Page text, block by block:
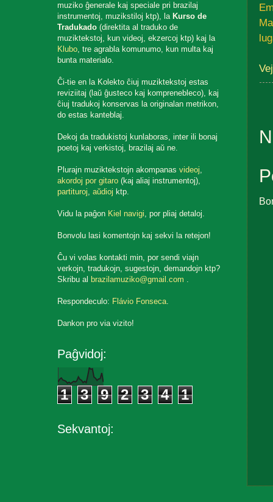
muziko ĝenerale kaj speciale pri brazilaj
instrumentoj, muzikstiloj ktp), la Kurso de
Tradukado (direktita al traduko de
muziktekstoj, kun videoj, ekzercoj ktp) kaj la
Klubo, tre agrabla komunumo, kun multa kaj
bunta materialo.
Ĉi-tie en la Kolekto ĉiuj muziktekstoj estas
reviziitaj (laŭ ĝusteco kaj komprenebleco), kaj
ĉiuj tradukoj konservas la originalan metrikon,
do estas kanteblaj.
Dekoj da tradukistoj kunlaboras, inter ili bonaj
poetoj kaj verkistoj, brazilaj aŭ ne.
Plurajn muziktekstojn akompanasvideoj,
akordoj por gitaro (kaj aliaj instrumentoj),
partituroj,aŭdioj ktp.
Vidu la paĝon Kiel navigi, por pliaj detaloj.
Bonvolu lasi komentojn kaj sekvi la retejon!
Ĉu vi volas kontakti min, por sendi viajn
verkojn, tradukojn, sugestojn, demandojn ktp?
Skribu al brazilamuziko@gmail.com .
Respondeculo: Flávio Fonseca.
Dankon pro via vizito!
Paĝvidoj:
1 3 9 2 3 4 1
Sekvantoj: